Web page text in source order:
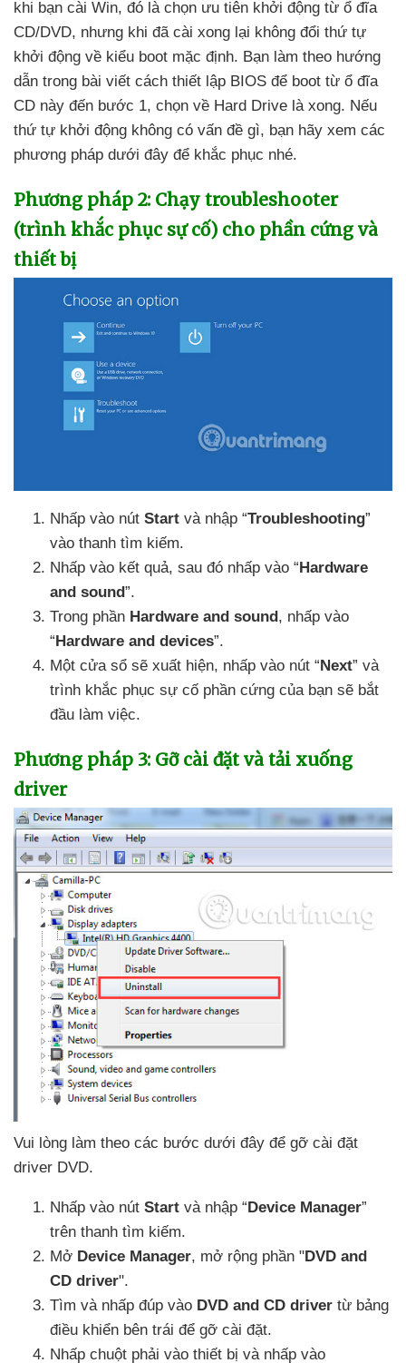
khi bạn cài Win, đó là chọn ưu tiên khởi động từ ổ đĩa
CD/DVD, nhưng khi đã cài xong lại không đổi thứ tự
khởi động về kiểu boot mặc định. Bạn làm theo hướng
dẫn trong bài viết cách thiết lập BIOS để boot từ ổ đĩa
CD này đến bước 1, chọn về Hard Drive là xong. Nếu
thứ tự khởi động không có vấn đề gì, bạn hãy xem các
phương pháp dưới đây để khắc phục nhé.
Phương pháp 2: Chạy troubleshooter
(trình khắc phục sự cố) cho phần cứng và
thiết bị
Nhấp vào nút Start và nhập “Troubleshooting”
vào thanh tìm kiếm.
Nhấp vào kết quả, sau đó nhấp vào “ Hardware
and sound”.
Trong phần Hardware and sound , nhấp vào
“ Hardware and devices”.
Một cửa sổ sẽ xuất hiện, nhấp vào nút “ Next” và
trình khắc phục sự cố phần cứng của bạn sẽ bắt
đầu làm việc.
Phương pháp 3: Gỡ cài đặt và tải xuống
driver
Vui lòng làm theo các bước dưới đây để gỡ cài đặt
driver DVD.
Nhấp vào nút Start và nhập “ Device Manager”
trên thanh tìm kiếm.
Mở Device Manager, mở rộng phần "DVD and
CD driver".
Tìm và nhấp đúp vào DVD and CD driver từ bảng
điều khiển bên trái để gỡ cài đặt.
Nhấp chuột phải vào thiết bị và nhấp vào